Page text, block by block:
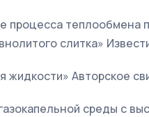
процесса теплообмена
слитка»
жидкости» Авторское
среды с